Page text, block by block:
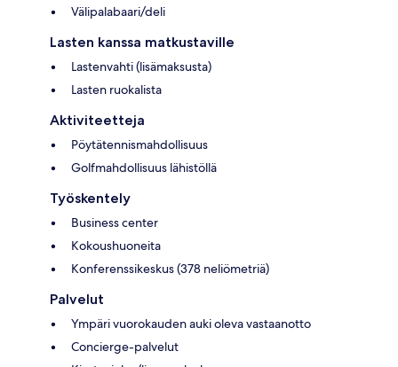
Välipalabaari/deli
Lasten kanssa matkustaville
Lastenvahti (lisämaksusta)
Lasten ruokalista
Aktiviteetteja
Pöytätennismahdollisuus
Golfmahdollisuus lähistöllä
Työskentely
Business center
Kokoushuoneita
Konferenssikeskus (378 neliömetriä)
Palvelut
Ympäri vuorokauden auki oleva vastaanotto
Concierge-palvelut